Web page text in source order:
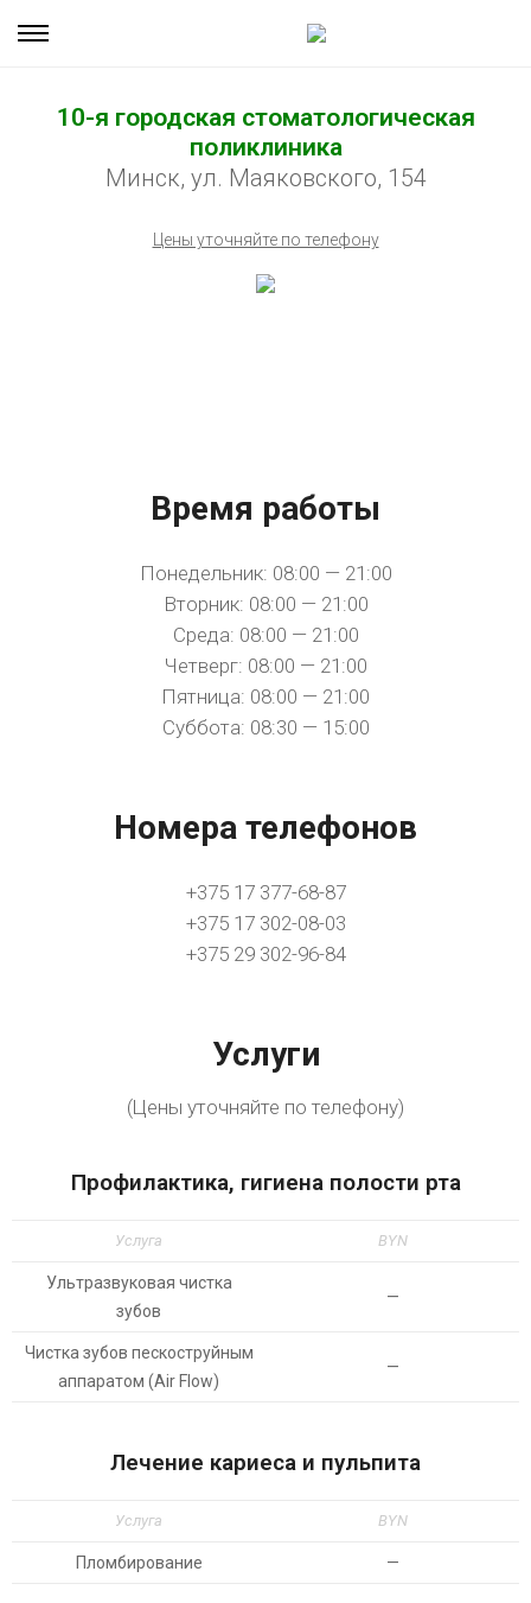
10-я городская стоматологическая
поликлиника
Минск, ул. Маяковского, 154
Цены уточняйте по телефону
Время работы
Понедельник: 08:00 — 21:00
Вторник: 08:00 — 21:00
Среда: 08:00 — 21:00
Четверг: 08:00 — 21:00
Пятница: 08:00 — 21:00
Суббота: 08:30 — 15:00
Номера телефонов
+375 17 377-68-87
+375 17 302-08-03
+375 29 302-96-84
Услуги
(Цены уточняйте по телефону)
Профилактика, гигиена полости рта
Услуга BYN
Ультразвуковая чистка
зубов
—
Чистка зубов пескоструйным
аппаратом (Air Flow)
—
Лечение кариеса и пульпита
Услуга BYN
Пломбирование —